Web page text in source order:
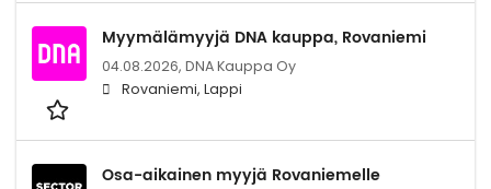
Myymälämyyjä DNA kauppa, Rovaniemi
04.08.2026, DNA Kauppa Oy
Rovaniemi, Lappi
Osa-aikainen myyjä Rovaniemelle